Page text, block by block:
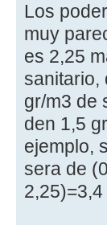
Los
muy
es 2,25
sanitario,
gr/m3 de
den 1,5
ejemplo,
sera de